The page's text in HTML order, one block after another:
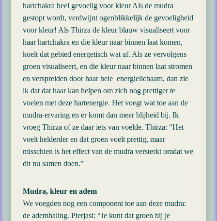
hartchakra heel gevoelig voor kleur Als de mudra
gestopt wordt, verdwijnt ogenblikkelijk de gevoeligheid
voor kleur! Als Thirza de kleur blauw visualiseert voor
haar hartchakra en die kleur naar binnen laat komen,
koelt dat gebied energetisch wat af. Als ze vervolgens
groen visualiseert, en die kleur naar binnen laat stromen
en verspreiden door haar hele energielichaam, dan zie
ik dat dat haar kan helpen om zich nog prettiger te
voelen met deze hartenergie. Het voegt wat toe aan de
mudra-ervaring en er komt dan meer blijheid bij. Ik
vroeg Thirza of ze daar iets van voelde. Thirza: “Het
voelt helderder en dat groen voelt prettig, maar
misschien is het effect van de mudra versterkt omdat we
dit nu samen doen.”
Mudra, kleur en adem
We voegden nog een component toe aan deze mudra:
de ademhaling. Pierjasi: “Je kunt dat groen bij je